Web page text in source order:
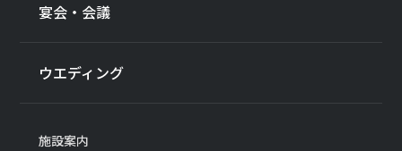
宴会・会議
ウエディング
施設案内